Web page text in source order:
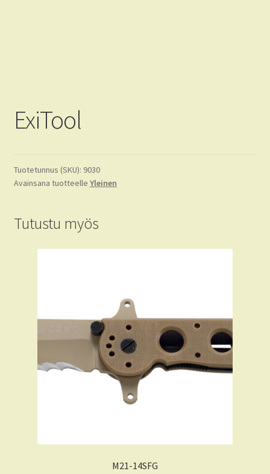
ExiTool
Tuotetunnus (SKU): 9030
Avainsana tuotteelle Yleinen
Tutustu myös
M21-14SFG